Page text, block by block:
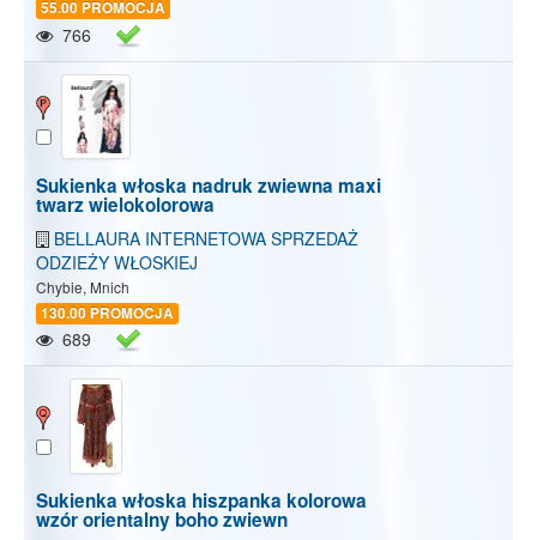
55.00 PROMOCJA
766
Sukienka włoska nadruk zwiewna maxi
twarz wielokolorowa
BELLAURA INTERNETOWA SPRZEDAŻ
ODZIEŻY WŁOSKIEJ
Chybie, Mnich
130.00 PROMOCJA
689
Sukienka włoska hiszpanka kolorowa
wzór orientalny boho zwiewn